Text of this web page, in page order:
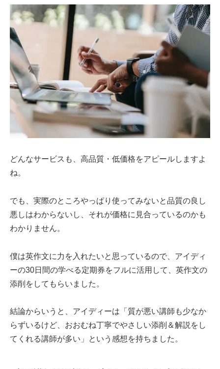
どんなサービスも、高品質・低価格をアピールしますよ
ね。
でも、実際のところやっぱり使ってみないと品質の良し
悪しはわからないし、それが価格に見合っているのかも
わかりません。
僕は英作文に力を入れたいと思っているので、アイディ
ーの30日間の学べる定期券をフルに活用して、英作文の
添削をしてもらいました。
結論からいうと、アイディーは「質が悪い講師も少なか
らずいるけど、おおむね丁寧でやさしい添削＆解説をし
てくれる講師が多い」という感想を持ちました。